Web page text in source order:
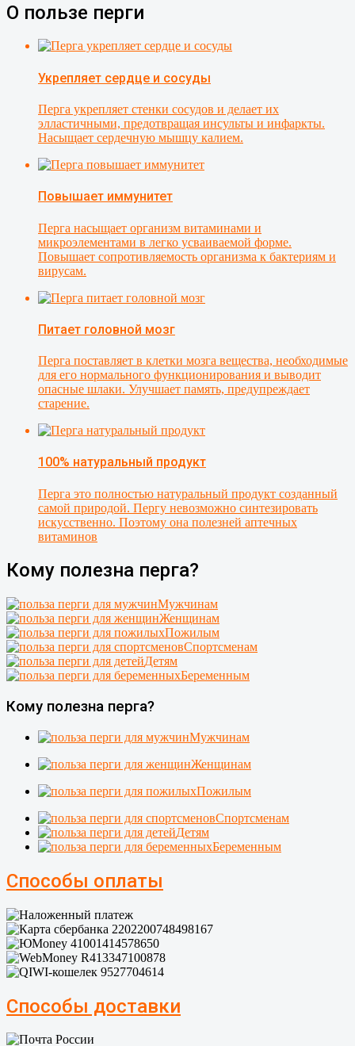
О пользе перги
Укрепляет сердце и сосуды
Перга укрепляет стенки сосудов и делает их
элластичными, предотвращая инсульты и инфаркты.
Насыщает сердечную мышцу калием.
Повышает иммунитет
Перга насыщает организм витаминами и
микроэлементами в легко усваиваемой форме.
Повышает сопротивляемость организма к бактериям и
вирусам.
Питает головной мозг
Перга поставляет в клетки мозга вещества, необходимые
для его нормального функционирования и выводит
опасные шлаки. Улучшает память, предупреждает
старение.
100% натуральный продукт
Перга это полностью натуральный продукт созданный
самой природой. Пергу невозможно синтезировать
искусственно. Поэтому она полезней аптечных
витаминов
Кому полезна перга?
Мужчинам
Женщинам
Пожилым
Спортсменам
Детям
Беременным
Кому полезна перга?
Мужчинам
Женщинам
Пожилым
Спортсменам
Детям
Беременным
Способы оплаты
Способы доставки